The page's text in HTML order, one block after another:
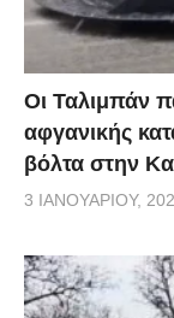
Οι Ταλιμπάν
αφγανικής
βόλτα στην
3 ΙΑΝΟΥΑΡΊΟΥ,